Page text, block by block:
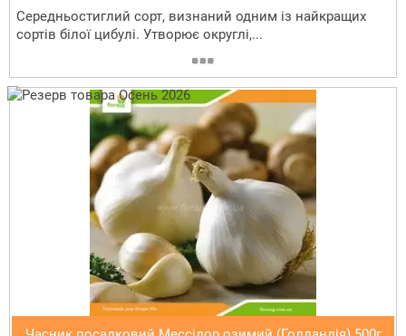
Середньостиглий сорт, визнаний одним із найкращих
сортів білої цибулі. Утворює округлі,...